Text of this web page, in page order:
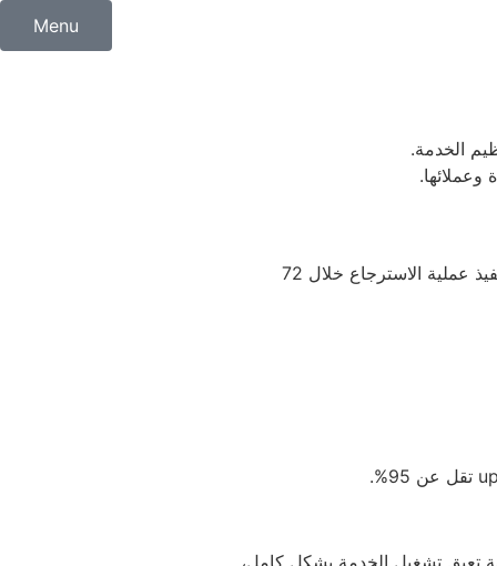
Menu
الخدمة.
البند الأول: يحق للعميل طلب استرجاع المبلغ المدفوع خلال مدة أقصاها 14 يوم من تاريخ استلام الخدمة، وتلتزم "استضافة الحياة" بتنفيذ عملية الاسترجاع خلال 72
تعيق تشغيل الخدمة بشكل كامل،